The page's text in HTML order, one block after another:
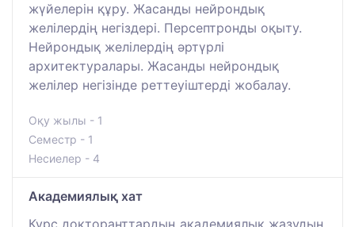
жүйелерін құру. Жасанды нейрондық
желілердің негіздері. Персептронды оқыту.
Нейрондық желілердің әртүрлі
архитектуралары. Жасанды нейрондық
желілер негізінде реттеуіштерді жобалау.
Оқу жылы - 1
Семестр - 1
Несиелер - 4
Академиялық хат